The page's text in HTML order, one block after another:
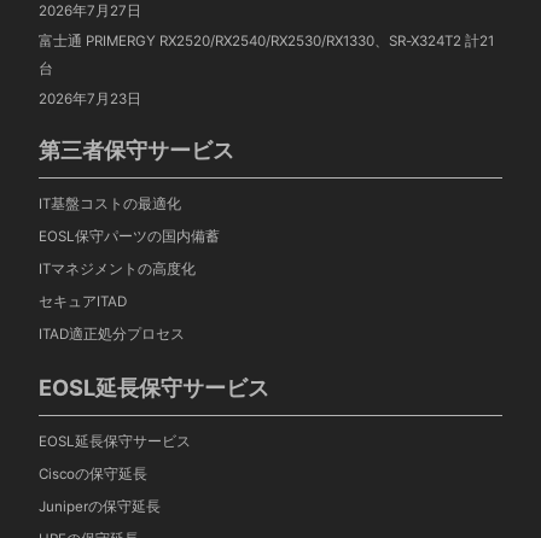
2026年7月27日
富士通 PRIMERGY RX2520/RX2540/RX2530/RX1330、SR-X324T2 計21
台
2026年7月23日
第三者保守サービス
IT基盤コストの最適化
EOSL保守パーツの国内備蓄
ITマネジメントの高度化
セキュアITAD
ITAD適正処分プロセス
EOSL延長保守サービス
EOSL延長保守サービス
Ciscoの保守延長
Juniperの保守延長